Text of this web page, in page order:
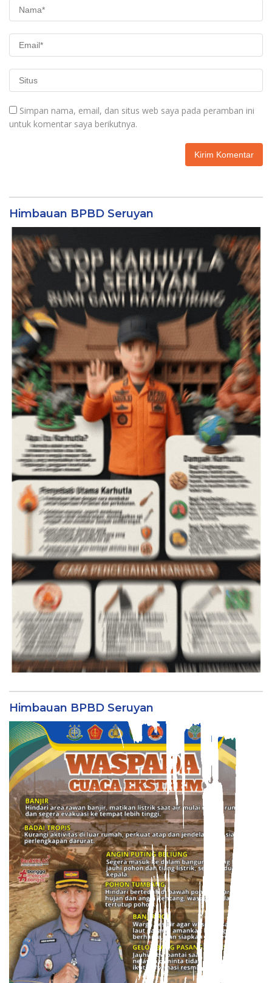
Simpan nama, email, dan situs web saya pada peramban ini
untuk komentar saya berikutnya.
Himbauan BPBD Seruyan
Himbauan BPBD Seruyan